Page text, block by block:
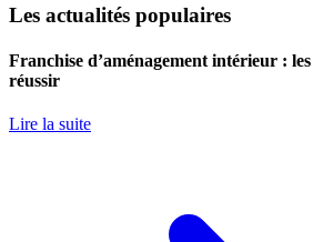
Les actualités populaires
Franchise d’aménagement intérieur :
réussir
Lire la suite